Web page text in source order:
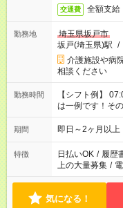
交通費 全額支給
勤務地
埼玉県坂戸市
坂戸(埼玉県)駅 /
介護施設や病
相談ください
勤務時間
【シフト例】
は一例です！そ
期間 即日～2ヶ月以
特徴 日払いOK / 履歴
上の大量募集 /
気になる！